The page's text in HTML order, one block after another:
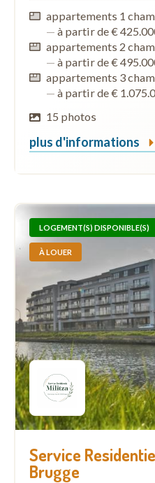
appartements 1
— à partir de €
appartements 2
— à partir de €
appartements 3
— à partir de €
15 photos
plus d'informations
LOGEMENT(S) DISPONIBLE(S)
À LOUER
Service
Brugge